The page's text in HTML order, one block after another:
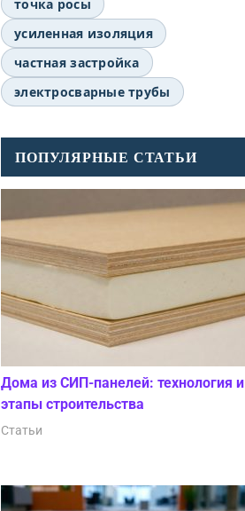
точка росы
усиленная изоляция
частная застройка
электросварные трубы
ПОПУЛЯРНЫЕ СТАТЬИ
Дома из СИП-панелей: технология и
этапы строительства
Статьи